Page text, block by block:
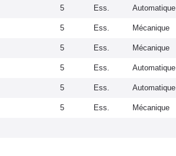
5 Ess. Automatique
5 Ess. Mécanique
5 Ess. Mécanique
5 Ess. Automatique
5 Ess. Automatique
5 Ess. Mécanique